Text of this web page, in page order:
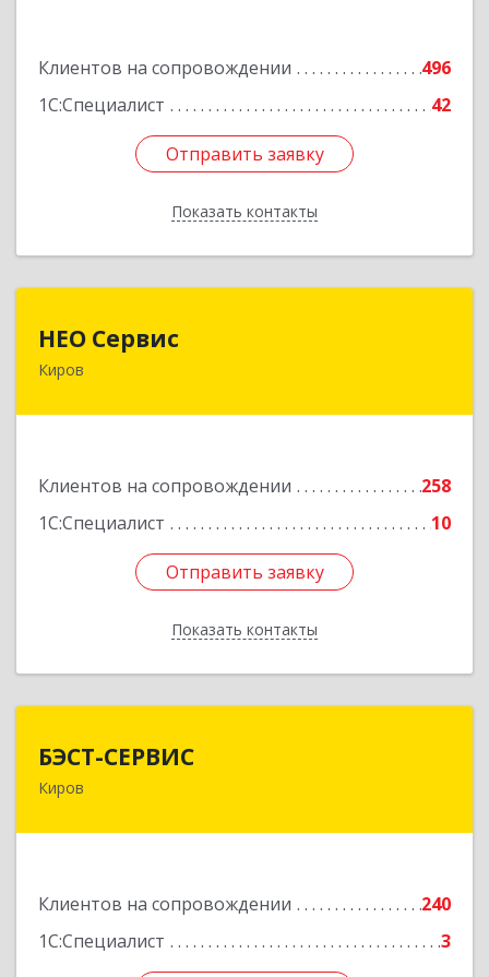
Клиентов на сопровождении
496
1С:Специалист
42
Отправить заявку
Показать контакты
Отправить заявку
Назад
НЕО Сервис
Киров
Клиентов на сопровождении
258
1С:Специалист
10
Отправить заявку
Показать контакты
610045, Кировская обл, Киров г, Ульяновская
Отправить заявку
Назад
БЭСТ-СЕРВИС
Киров
Клиентов на сопровождении
240
1С:Специалист
3